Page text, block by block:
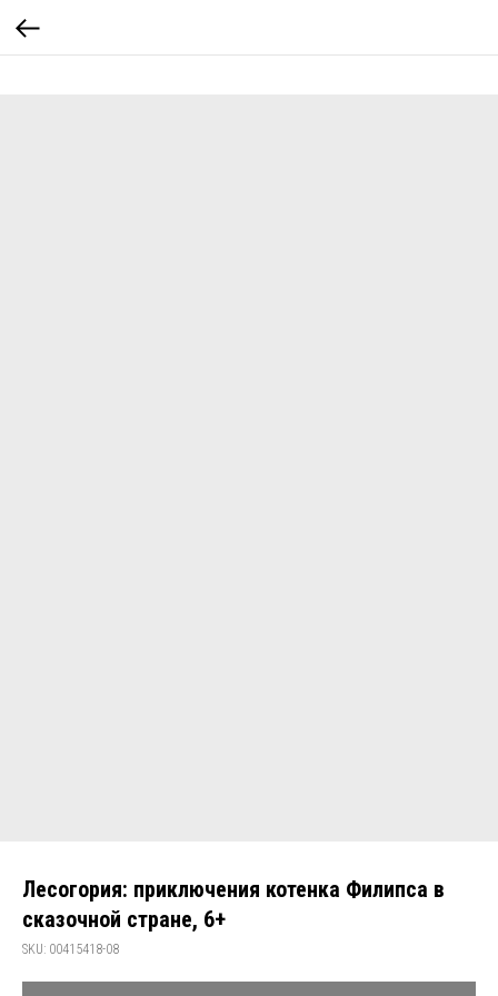
Лесогория: приключения котенка Филипса в
сказочной стране, 6+
SKU: 00415418-08